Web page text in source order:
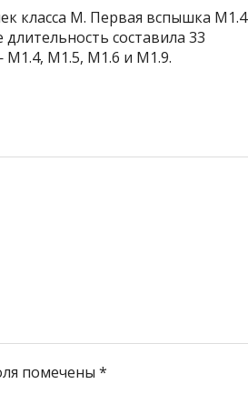
класса М. Первая вспышка M1.4
составила 33
М1.5, М1.6 и М1.9.
помечены *